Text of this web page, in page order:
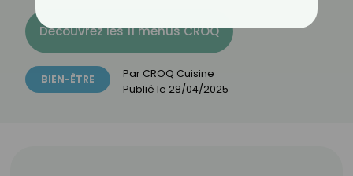
Découvrez les 11 menus CROQ
BIEN-ÊTRE Par CROQ Cuisine
Publié le 28/04/2025